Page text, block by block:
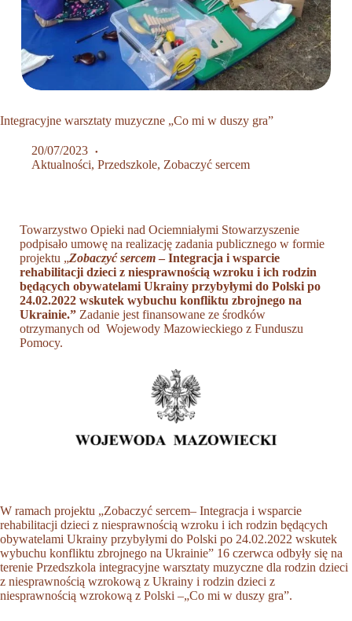
Integracyjne warsztaty muzyczne „Co mi w duszy gra”
20/07/2023
Aktualności, Przedszkole, Zobaczyć sercem
Towarzystwo Opieki nad Ociemniałymi Stowarzyszenie
podpisało umowę na realizację zadania publicznego w formie
projektu „Zobaczyć sercem– Integracja i wsparcie
rehabilitacji dzieci z niesprawnością wzroku i ich rodzin
będących obywatelami Ukrainy przybyłymi do Polski po
24.02.2022 wskutek wybuchu konfliktu zbrojnego na
Ukrainie.” Zadanie jest finansowane ze środków
otrzymanych od Wojewody Mazowieckiego z Funduszu
Pomocy.
W ramach projektu „Zobaczyć sercem– Integracja i wsparcie
rehabilitacji dzieci z niesprawnością wzroku i ich rodzin będących
obywatelami Ukrainy przybyłymi do Polski po 24.02.2022 wskutek
wybuchu konfliktu zbrojnego na Ukrainie” 16 czerwca odbyły się na
terenie Przedszkola integracyjne warsztaty muzyczne dla rodzin dzieci
z niesprawnością wzrokową z Ukrainy i rodzin dzieci z
niesprawnością wzrokową z Polski –„Co mi w duszy gra”.